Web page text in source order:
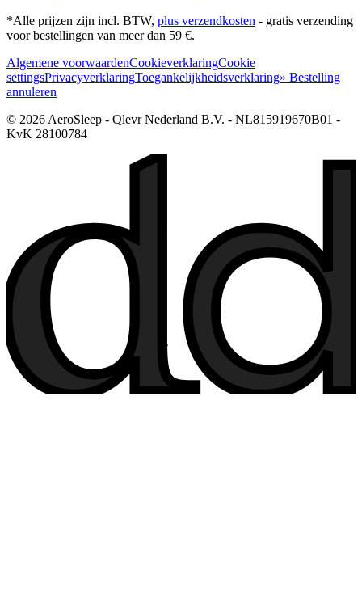
*Alle prijzen zijn incl. BTW, plus verzendkosten - gratis verzending
voor bestellingen van meer dan 59 €.
Algemene voorwaardenCookieverklaringCookie
settingsPrivacyverklaringToegankelijkheidsverklaring» Bestelling
annuleren
© 2026 AeroSleep - Qlevr Nederland B.V. - NL815919670B01 -
KvK 28100784